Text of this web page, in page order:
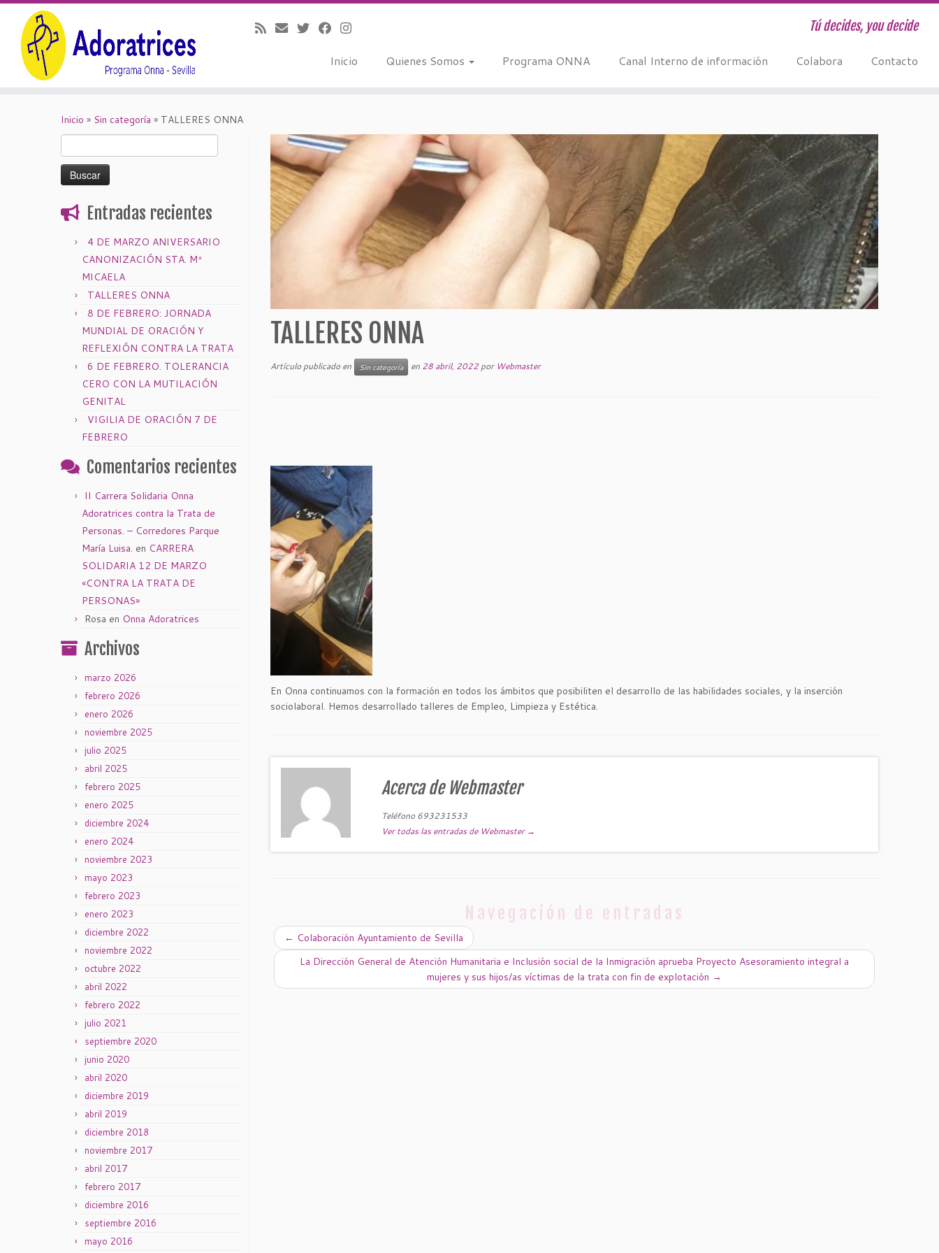
Tú decides, you decide
Inicio Quienes Somos Programa ONNA Canal Interno de información Colabora Contacto
Inicio » Sin categoría » TALLERES ONNA
Entradas recientes
4 DE MARZO ANIVERSARIO
CANONIZACIÓN STA. Mª
MICAELA
TALLERES ONNA
8 DE FEBRERO: JORNADA
MUNDIAL DE ORACIÓN Y
REFLEXIÓN CONTRA LA TRATA
6 DE FEBRERO. TOLERANCIA
CERO CON LA MUTILACIÓN
GENITAL
VIGILIA DE ORACIÓN 7 DE
FEBRERO
Comentarios recientes
II Carrera Solidaria Onna
Adoratrices contra la Trata de
Personas. – Corredores Parque
María Luisa. en CARRERA
SOLIDARIA 12 DE MARZO
«CONTRA LA TRATA DE
PERSONAS»
Rosa en Onna Adoratrices
Archivos
marzo 2026
febrero 2026
enero 2026
noviembre 2025
julio 2025
abril 2025
febrero 2025
enero 2025
diciembre 2024
enero 2024
noviembre 2023
mayo 2023
febrero 2023
enero 2023
diciembre 2022
noviembre 2022
octubre 2022
abril 2022
febrero 2022
julio 2021
septiembre 2020
junio 2020
abril 2020
diciembre 2019
abril 2019
diciembre 2018
noviembre 2017
abril 2017
febrero 2017
diciembre 2016
septiembre 2016
mayo 2016
TALLERES ONNA
Artículo publicado en Sin categoría en 28 abril, 2022 por Webmaster
En Onna continuamos con la formación en todos los ámbitos que posibiliten el desarrollo de las habilidades sociales, y la inserción
sociolaboral. Hemos desarrollado talleres de Empleo, Limpieza y Estética.
Acerca de Webmaster
Teléfono 693231533
Ver todas las entradas de Webmaster →
Navegación de entradas
← Colaboración Ayuntamiento de Sevilla
La Dirección General de Atención Humanitaria e Inclusión social de la Inmigración aprueba Proyecto Asesoramiento integral a
mujeres y sus hijos/as víctimas de la trata con fin de explotación →